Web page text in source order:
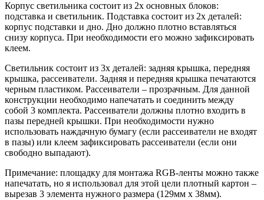
Корпус светильника состоит из 2х основных блоков:
подставка и светильник. Подставка состоит из 2х деталей:
корпус подставки и дно. Дно должно плотно вставляться
снизу корпуса. При необходимости его можно зафиксировать
клеем.
Светильник состоит из 3х деталей: задняя крышка, передняя
крышка, рассеиватели. Задняя и передняя крышка печатаются
черным пластиком. Рассеиватели – прозрачным. Для данной
конструкции необходимо напечатать и соединить между
собой 3 комплекта. Рассеиватели должны плотно входить в
пазы передней крышки. При необходимости нужно
использовать наждачную бумагу (если рассеиватели не входят
в пазы) или клеем зафиксировать рассеиватели (если они
свободно выпадают).
Примечание: площадку для монтажа RGB-ленты можно также
напечатать, но я использовал для этой цели плотный картон –
вырезав 3 элемента нужного размера (129мм х 38мм).